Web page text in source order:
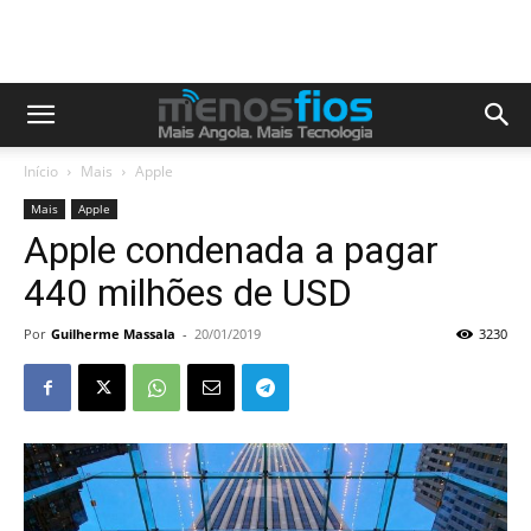
Início Mais Apple
Mais Apple
Apple condenada a pagar
440 milhões de USD
Por Guilherme Massala - 20/01/2019 3230